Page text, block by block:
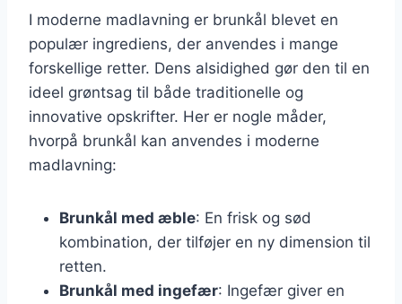
I moderne madlavning er brunkål blevet en
populær ingrediens, der anvendes i mange
forskellige retter. Dens alsidighed gør den til en
ideel grøntsag til både traditionelle og
innovative opskrifter. Her er nogle måder,
hvorpå brunkål kan anvendes i moderne
madlavning:
Brunkål med æble: En frisk og sød
kombination, der tilføjer en ny dimension til
retten.
Brunkål med ingefær: Ingefær giver en